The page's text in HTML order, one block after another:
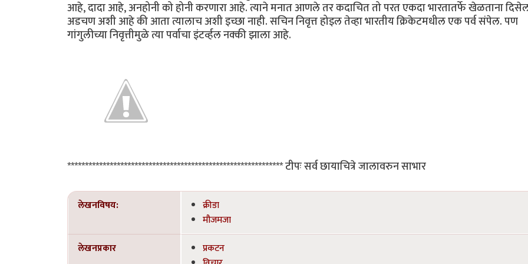
आहे, दादा आहे, अनहोनी को होनी करणारा आहे. त्याने मनात आणले तर कदाचित तो परत एकदा भारतातर्फे खेळताना
अडचण अशी आहे की आता त्यालाच अशी इच्छा नाही. सचिन निवृत्त होइल तेव्हा भारतीय क्रिकेटमधील एक पर्व संपेल. पण
गांगुलीच्या निवृत्तीमुळे त्या पर्वाचा इंटर्व्हल नक्की झाला आहे.
************************************************************* टीपः सर्व छायाचित्रे जालावरुन साभार
लेखनविषय:
क्रीडा
मौजमजा
लेखनप्रकार
प्रकटन